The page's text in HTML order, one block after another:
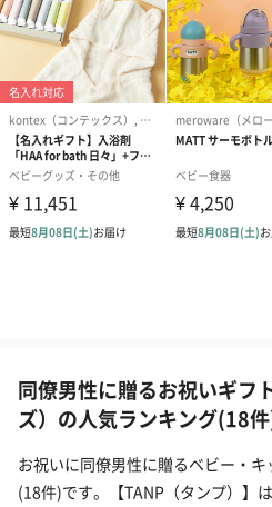
同僚男性に贈るお祝いギフ
ズ）の人気ランキング(18
お祝いに同僚男性に贈るベビー・
(18件)です。【TANP（タンプ）】